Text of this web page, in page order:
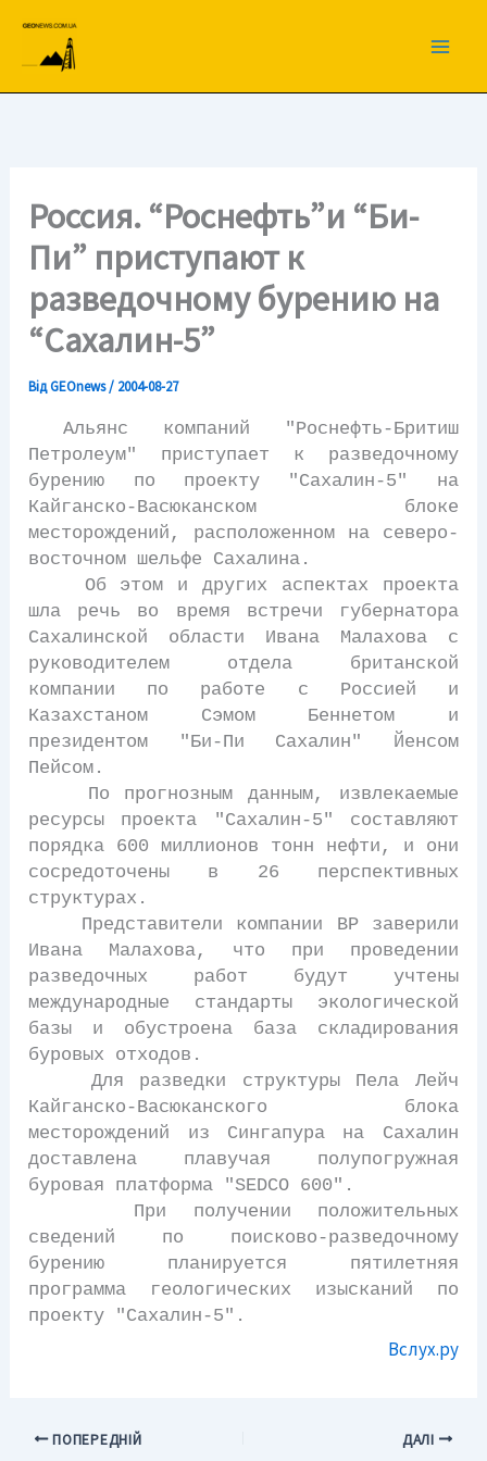
вмісту
Россия. “Роснефть”и “Би-
Пи” приступают к
разведочному бурению на
“Сахалин-5”
ВідGEOnews/ 2004-08-27
Альянс компаний "Роснефть-Бритиш
Петролеум" приступает к разведочному
бурению по проекту "Сахалин-5" на
Кайганско-Васюканском блоке
месторождений, расположенном на северо-
восточном шельфе Сахалина.
Об этом и других аспектах проекта
шла речь во время встречи губернатора
Сахалинской области Ивана Малахова с
руководителем отдела британской
компании по работе с Россией и
Казахстаном Сэмом Беннетом и
президентом "Би-Пи Сахалин" Йенсом
Пейсом.
По прогнозным данным, извлекаемые
ресурсы проекта "Сахалин-5" составляют
порядка 600 миллионов тонн нефти, и они
сосредоточены в 26 перспективных
структурах.
Представители компании ВР заверили
Ивана Малахова, что при проведении
разведочных работ будут учтены
международные стандарты экологической
базы и обустроена база складирования
буровых отходов.
Для разведки структуры Пела Лейч
Кайганско-Васюканского блока
месторождений из Сингапура на Сахалин
доставлена плавучая полупогружная
буровая платформа "SEDCO 600".
При получении положительных
сведений по поисково-разведочному
бурению планируется пятилетняя
программа геологических изысканий по
проекту "Сахалин-5".
Вслух.ру
ПОПЕРЕДНІЙ ДАЛІ